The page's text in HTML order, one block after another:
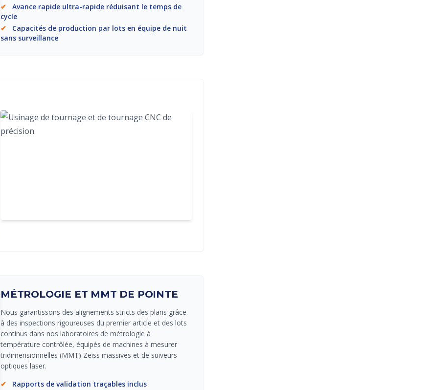
✔
Avance rapide ultra-rapide réduisant le temps de
cycle
✔
Capacités de production par lots en équipe de nuit
sans surveillance
MÉTROLOGIE ET MMT DE POINTE
Nous garantissons des alignements stricts des plans grâce
à des inspections rigoureuses du premier article et des lots
continus dans nos laboratoires de métrologie à
température contrôlée, équipés de machines à mesurer
tridimensionnelles (MMT) Zeiss massives et de suiveurs
optiques laser.
✔
Rapports de validation traçables inclus